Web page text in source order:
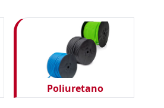
Poliuretano